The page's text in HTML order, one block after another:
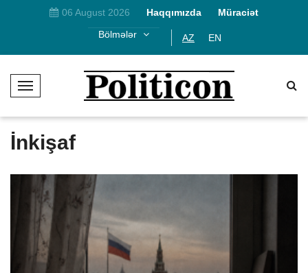
06 August 2026 Haqqımızda
Müraciət
Bölmələr
AZ EN
T
g
g
l
İnkişaf